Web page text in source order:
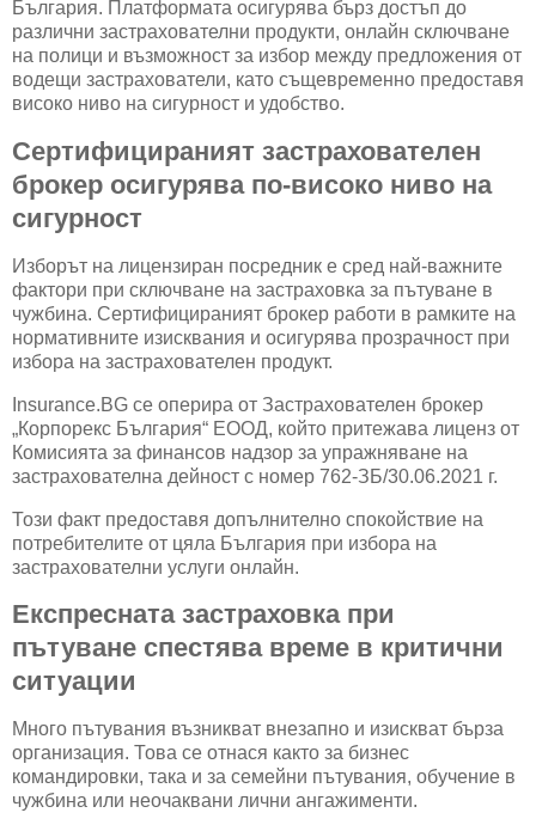
България. Платформата осигурява бърз достъп до
различни застрахователни продукти, онлайн сключване
на полици и възможност за избор между предложения от
водещи застрахователи, като същевременно предоставя
високо ниво на сигурност и удобство.
Сертифицираният застрахователен
брокер осигурява по-високо ниво на
сигурност
Изборът на лицензиран посредник е сред най-важните
фактори при сключване на застраховка за пътуване в
чужбина. Сертифицираният брокер работи в рамките на
нормативните изисквания и осигурява прозрачност при
избора на застрахователен продукт.
Insurance.BG се оперира от Застрахователен брокер
„Корпорекс България“ ЕООД, който притежава лиценз от
Комисията за финансов надзор за упражняване на
застрахователна дейност с номер 762-ЗБ/30.06.2021 г.
Този факт предоставя допълнително спокойствие на
потребителите от цяла България при избора на
застрахователни услуги онлайн.
Експресната застраховка при
пътуване спестява време в критични
ситуации
Много пътувания възникват внезапно и изискват бърза
организация. Това се отнася както за бизнес
командировки, така и за семейни пътувания, обучение в
чужбина или неочаквани лични ангажименти.